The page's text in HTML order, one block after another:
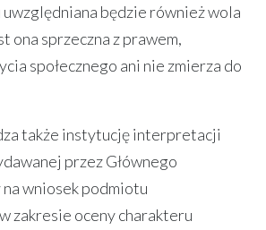
będzie również wola
ona sprzeczna z prawem,
społecznego ani nie zmierza do
także instytucję interpretacji
przez Głównego
wniosek podmiotu
zakresie oceny charakteru